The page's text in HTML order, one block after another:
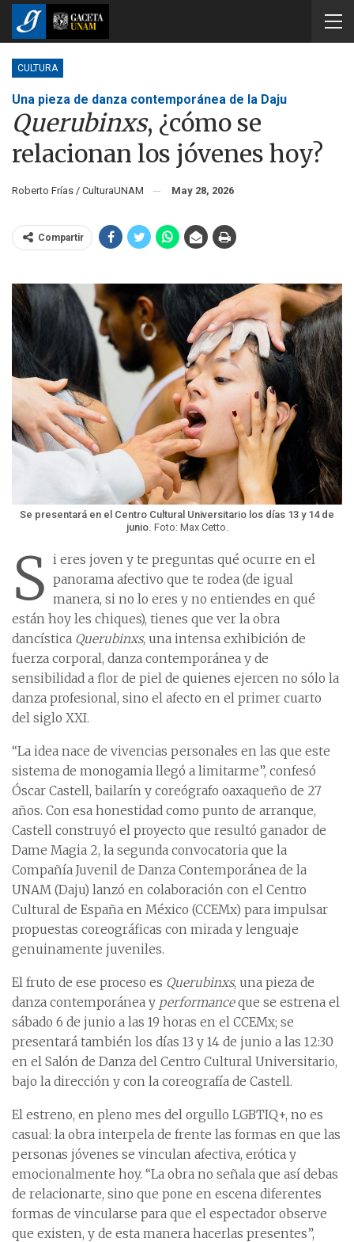
CULTURA
Una pieza de danza contemporánea de la Daju
Querubinxs, ¿cómo se
relacionan los jóvenes hoy?
Roberto Frías / CulturaUNAM May 28, 2026
Compartir
Se presentará en el Centro Cultural Universitario los días 13 y 14 de
junio. Foto: Max Cetto.
S
i eres joven y te preguntas qué ocurre en el
panorama afectivo que te rodea (de igual
manera, si no lo eres y no entiendes en qué
están hoy les chiques), tienes que ver la obra
dancística Querubinxs, una intensa exhibición de
fuerza corporal, danza contemporánea y de
sensibilidad a flor de piel de quienes ejercen no sólo la
danza profesional, sino el afecto en el primer cuarto
del siglo XXI.
“La idea nace de vivencias personales en las que este
sistema de monogamia llegó a limitarme”, confesó
Óscar Castell, bailarín y coreógrafo oaxaqueño de 27
años. Con esa honestidad como punto de arranque,
Castell construyó el proyecto que resultó ganador de
Dame Magia 2, la segunda convocatoria que la
Compañía Juvenil de Danza Contemporánea de la
UNAM (Daju) lanzó en colaboración con el Centro
Cultural de España en México (CCEMx) para impulsar
propuestas coreográficas con mirada y lenguaje
genuinamente juveniles.
El fruto de ese proceso es Querubinxs, una pieza de
danza contemporánea y performanceque se estrena el
sábado 6 de junio a las 19 horas en el CCEMx; se
presentará también los días 13 y 14 de junio a las 12:30
en el Salón de Danza del Centro Cultural Universitario,
bajo la dirección y con la coreografía de Castell.
El estreno, en pleno mes del orgullo LGBTIQ+, no es
casual: la obra interpela de frente las formas en que las
personas jóvenes se vinculan afectiva, erótica y
emocionalmente hoy. “La obra no señala que así debas
de relacionarte, sino que pone en escena diferentes
formas de vincularse para que el espectador observe
que existen, y de esta manera hacerlas presentes”,